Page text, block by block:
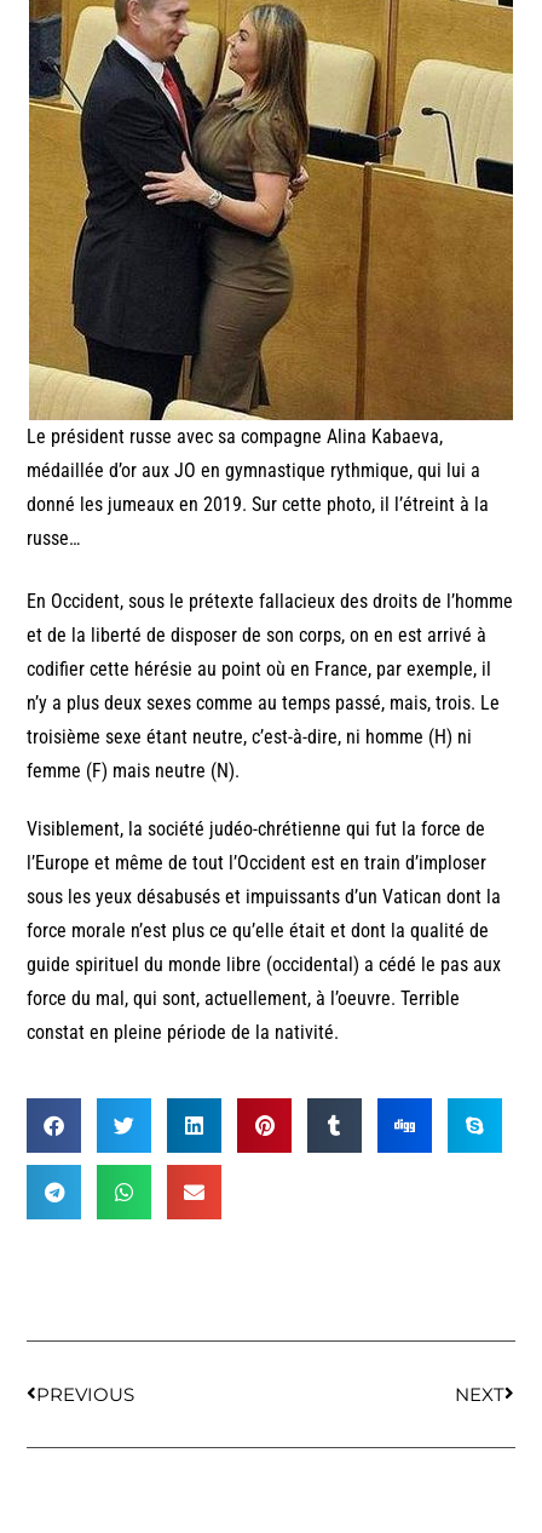
Le président russe avec sa compagne Alina Kabaeva,
médaillée d’or aux JO en gymnastique rythmique, qui lui a
donné les jumeaux en 2019. Sur cette photo, il l’étreint à la
russe…
En Occident, sous le prétexte fallacieux des droits de l’homme
et de la liberté de disposer de son corps, on en est arrivé à
codifier cette hérésie au point où en France, par exemple, il
n’y a plus deux sexes comme au temps passé, mais, trois. Le
troisième sexe étant neutre, c’est-à-dire, ni homme (H) ni
femme (F) mais neutre (N).
Visiblement, la société judéo-chrétienne qui fut la force de
l’Europe et même de tout l’Occident est en train d’imploser
sous les yeux désabusés et impuissants d’un Vatican dont la
force morale n’est plus ce qu’elle était et dont la qualité de
guide spirituel du monde libre (occidental) a cédé le pas aux
force du mal, qui sont, actuellement, à l’oeuvre. Terrible
constat en pleine période de la nativité.
PREVIOUS NEXT